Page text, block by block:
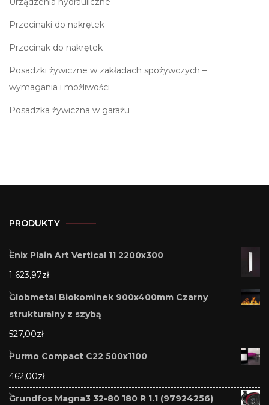
Przecinaki do nakrętek
Przecinak do nakrętek
Posadzki żywiczne w zakładach spożywczych –
wymagania i możliwości
Posadzka żywiczna w garażu
PRODUKTY
Enix Plain Art Vertical 11 2200x300
1 623,97zł
Globmetal Biokominek 900x400mm Czarny
strukturalny z szybą
527,00zł
Purmo Compact C22 500x1100
462,00zł
Grundfos Magna3 32-80 180 R 1.1 (97924256)